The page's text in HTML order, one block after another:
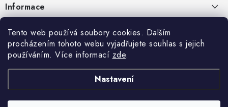
Tento web používá soubory cookies. Dalším
procházením tohoto webu vyjadřujete souhlas s jejich
používáním. Více informací zde.
Nastavení
p
a
Informace
Velkoobchod
Ochrana osobních údajů
Botanic
Blog
Projekt Botanic pomáhá
O nás
Blog Botanic – průvodce světem bylin, vitamínů a
doplňků stravy
Jak užívat jablečný ocet: tekutý, kapsle nebo gumové bonbony?